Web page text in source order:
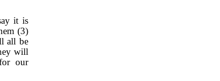
it is
(3)
all be
will
our